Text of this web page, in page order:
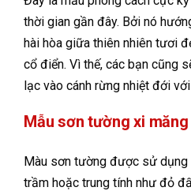
thời gian gần đây. Bởi nó
hài hòa giữa thiên nhiên tươi
cổ điển. Vì thế, các bạn cũng
lạc vào cánh rừng nhiệt đới
Mẫu sơn tường xi
Màu sơn tường được sử dụng
trầm hoặc trung tính như đỏ